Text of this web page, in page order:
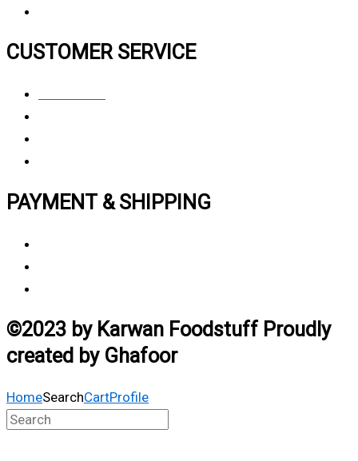
CUSTOMER SERVICE
PAYMENT & SHIPPING
©2023 by Karwan Foodstuff Proudly
created by Ghafoor
HomeSearchCartProfile